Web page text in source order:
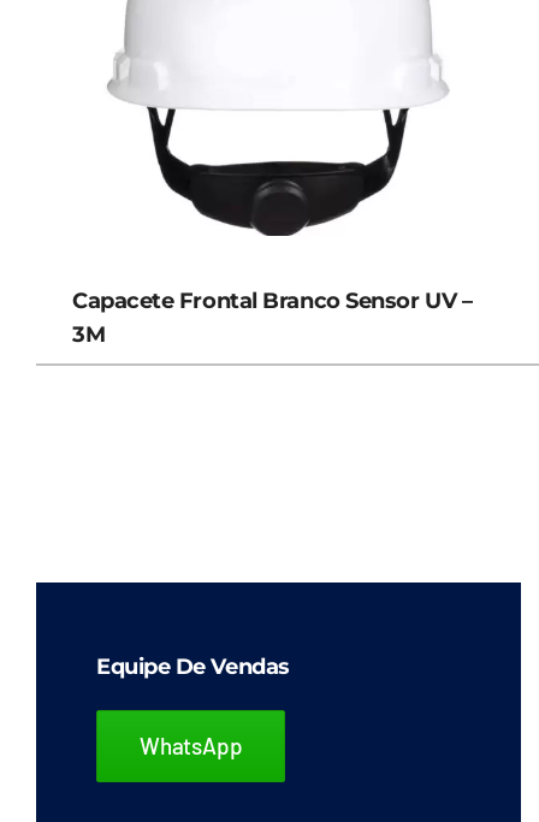
Capacete Frontal Branco Sensor UV –
3M
Equipe De Vendas
WhatsApp